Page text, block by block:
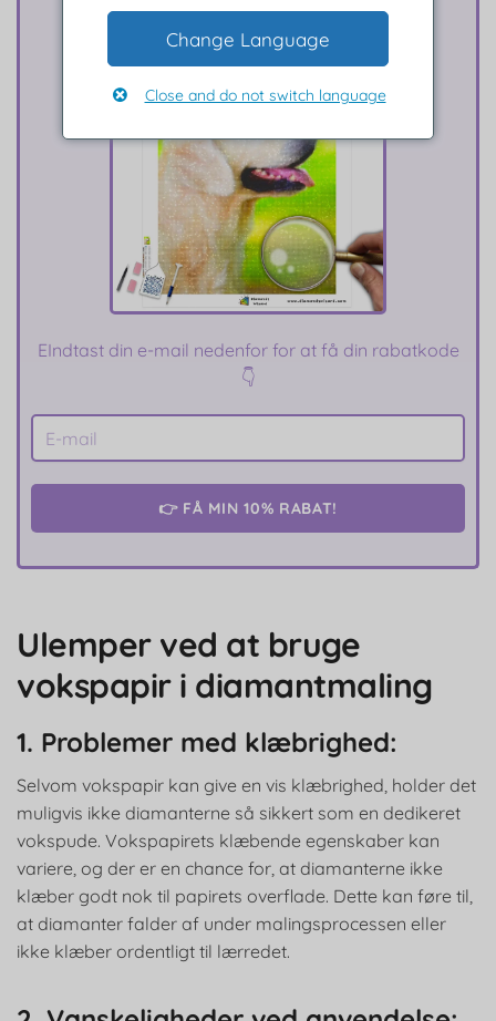
EIndtast din e-mail nedenfor for at få din rabatkode
👇
👉 FÅ MIN 10% RABAT!
Ulemper ved at bruge
vokspapir i diamantmaling
1. Problemer med klæbrighed:
Selvom vokspapir kan give en vis klæbrighed, holder det
muligvis ikke diamanterne så sikkert som en dedikeret
vokspude. Vokspapirets klæbende egenskaber kan
variere, og der er en chance for, at diamanterne ikke
klæber godt nok til papirets overflade. Dette kan føre til,
at diamanter falder af under malingsprocessen eller
ikke klæber ordentligt til lærredet.
Change Language
Close and do not switch language